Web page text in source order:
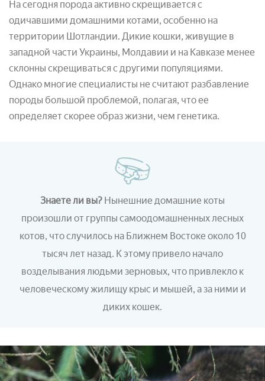
На сегодня порода активно скрещивается с
одичавшими домашними котами, особенно на
территории Шотландии. Дикие кошки, живущие в
западной части Украины, Молдавии и на Кавказе менее
склонны скрещиваться с другими популяциями.
Однако многие специалисты не считают разбавление
породы большой проблемой, полагая, что ее
определяет скорее образ жизни, чем генетика.
Знаете ли вы? Нынешние домашние коты
произошли от группы самоодомашненных лесных
котов, что случилось на Ближнем Востоке около 10
тысяч лет назад. К этому привело начало
возделывания людьми зерновых, что привлекло к
человеческому жилищу крыс и мышей, а за ними и
диких кошек.